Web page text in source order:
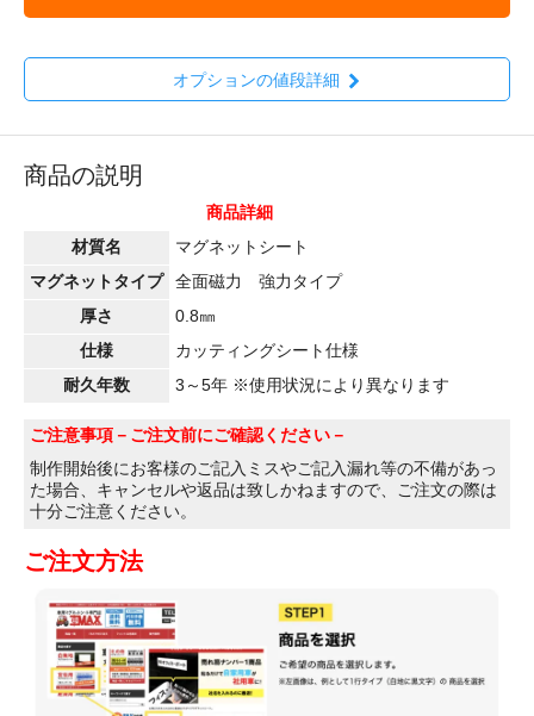
オプションの値段詳細
商品の説明
商品詳細
材質名
マグネットシート
マグネットタイプ
全面磁力 強力タイプ
厚さ
0.8㎜
仕様
カッティングシート仕様
耐久年数
3～5年 ※使用状況により異なります
ご注意事項 －ご注文前にご確認ください－
制作開始後にお客様のご記入ミスやご記入漏れ等の不備があっ
た場合、キャンセルや返品は致しかねますので、ご注文の際は
十分ご注意ください。
ご注文方法